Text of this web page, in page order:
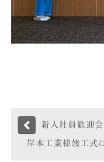
新入社員歓迎
岸本工業様竣工式